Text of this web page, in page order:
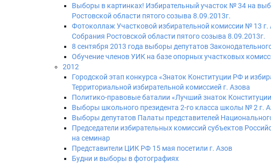
Выборы в картинках! Избирательный участок № 34 на
Ростовской области пятого созыва 8.09.2013г.
Фотоколлаж Участковой избирательной комиссии № 13 г.
Собрания Ростовской области пятого созыва 8.09.2013г.
8 сентября 2013 года выборы депутатов
Обучение членов УИК на базе опорных участковых
2012
Городской этап конкурса «Знаток Конституции РФ и
Территориальной избирательной комиссией г. Азова
Политико-правовые баталии «Лучший знаток
Выборы школьного президента 2-го класса школы № 2 г.
Выборы депутатов Палаты представителей
Председатели избирательных комиссий субъектов
на семинар
Представители ЦИК РФ 15 мая посетили г. Азов
Будни и выборы в фотографиях